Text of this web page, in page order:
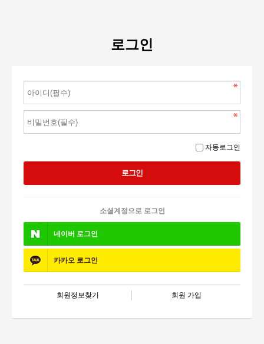
로그인
자동로그인
소셜계정으로 로그인
네이버 로그인
카카오 로그인
회원정보찾기 회원 가입